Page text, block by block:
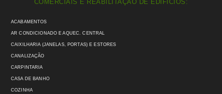
COMERCIAIS E REABILITAÇÃO DE EDIFÍCIOS:
ACABAMENTOS
AR CONDICIONADO E AQUEC. CENTRAL
CAIXILHARIA (JANELAS, PORTAS) E ESTORES
CANALIZAÇÃO
CARPINTARIA
CASA DE BANHO
COZINHA